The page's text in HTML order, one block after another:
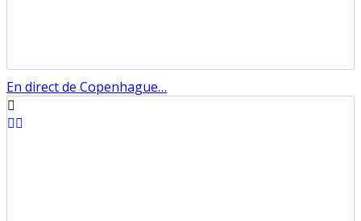
En direct de Copenhague…